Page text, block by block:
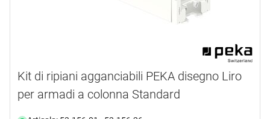
Kit di ripiani agganciabili PEKA disegno Liro
per armadi a colonna Standard